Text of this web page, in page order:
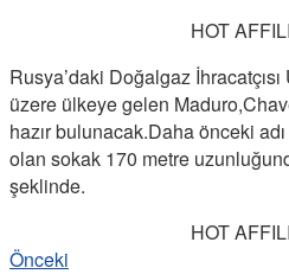
HOT
Rusya’daki Doğalgaz
üzere ülkeye gelen
hazır bulunacak.Daha önceki
olan sokak 170 metre
şeklinde.
HOT
Önceki